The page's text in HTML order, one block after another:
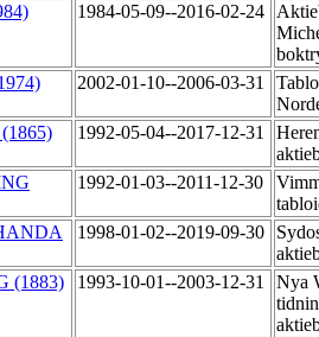
1984-05-09--2016-02-24
2002-01-10--2006-03-31
1992-05-04--2017-12-31
1992-01-03--2011-12-30
1998-01-02--2019-09-30
(1883)
1993-10-01--2003-12-31
Nya